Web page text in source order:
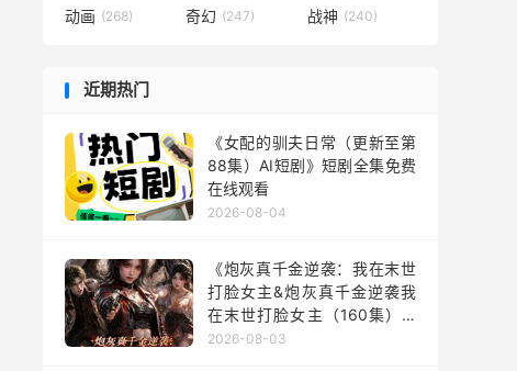
动画 (268) 奇幻 (247) 战神 (240)
近期热门
《女配的驯夫日常（更新至第
88集）AI短剧》短剧全集免费
在线观看
2026-08-04
《炮灰真千金逆袭：我在末世
打脸女主&炮灰真千金逆袭我
在末世打脸女主（160集）AI
短剧》短剧全集免费在线观看
2026-08-03